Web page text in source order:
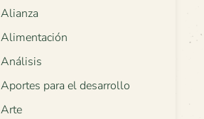
Alianza
Alimentación
Análisis
Aportes para el desarrollo
Arte